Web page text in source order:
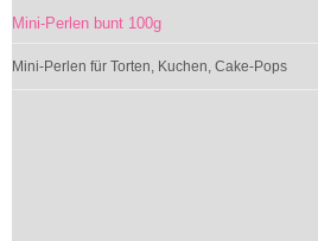
Mini-Perlen bunt 100g
Mini-Perlen für Torten, Kuchen, Cake-Pops